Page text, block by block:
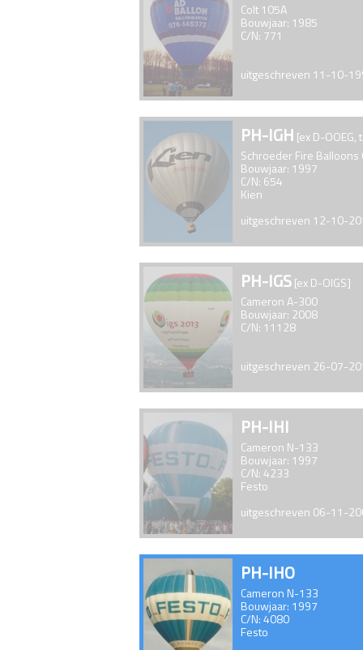
Colt 105A
Bouwjaar: 1985
C/N: 771
uitgeschreven 11-10-
PH-IGH [ex D-
Schroeder Fire Balloons
Bouwjaar: 1997
C/N: 654
Kien
uitgeschreven 12-10-
PH-IGS[ex D-OIGS]
Cameron A-300
Bouwjaar: 2008
C/N: 11128
uitgeschreven 26-07-
PH-IHI
Cameron N-133
Bouwjaar: 1997
C/N: 4233
Festo
uitgeschreven 06-11-
PH-IHO
Cameron N-133
Bouwjaar: 1997
C/N: 4080
Festo